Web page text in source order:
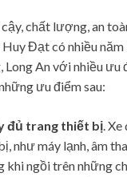
chất lượng, an
Đạt có nhiều
An với nhiều
ưu điểm sau:
đủ trang thiết bị.
như máy lạnh, âm
khi ngồi trên những